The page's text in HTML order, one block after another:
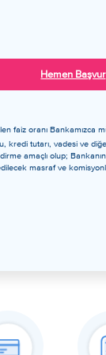
Hemen Başvur
faiz oranı Bankamızca
kredi tutarı, vadesi ve
amaçlı olup;
masraf ve